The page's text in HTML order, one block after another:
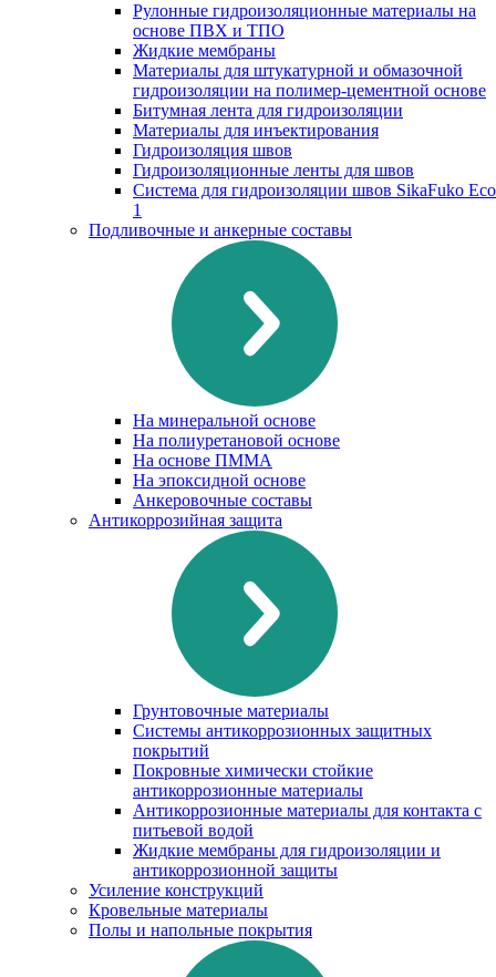
Рулонные гидроизоляционные материалы на
основе ПВХ и ТПО
Жидкие мембраны
Материалы для штукатурной и обмазочной
гидроизоляции на полимер-цементной основе
Битумная лента для гидроизоляции
Материалы для инъектирования
Гидроизоляция швов
Гидроизоляционные ленты для швов
Система для гидроизоляции швов SikaFuko Eco
1
Подливочные и анкерные составы
На минеральной основе
На полиуретановой основе
На основе ПММА
На эпоксидной основе
Анкеровочные составы
Антикоррозийная защита
Грунтовочные материалы
Системы антикоррозионных защитных
покрытий
Покровные химически стойкие
антикоррозионные материалы
Антикоррозионные материалы для контакта с
питьевой водой
Жидкие мембраны для гидроизоляции и
антикоррозионной защиты
Усиление конструкций
Кровельные материалы
Полы и напольные покрытия